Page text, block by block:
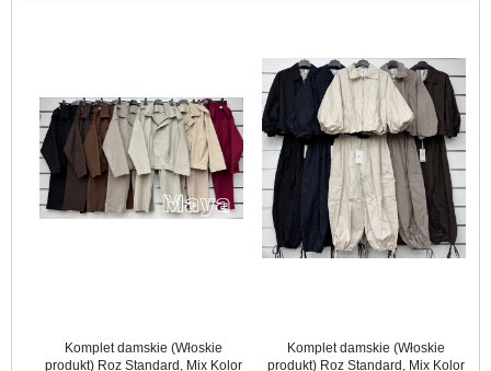
Komplet damskie (Włoskie
produkt) Roz Standard, Mix Kolor
Komplet damskie (Włoskie
produkt) Roz Standard, Mix Kolor